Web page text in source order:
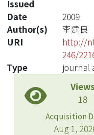
Issued
Date
2009
Author(s)
李建良
URI
http://
246/
Type
journal
Views
18
Acquisition
Aug 1,